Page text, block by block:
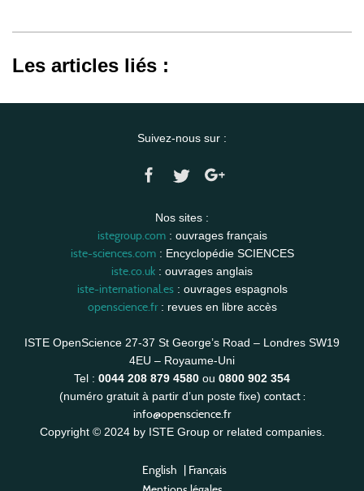
Les articles liés :
Suivez-nous sur :
Nos sites :
istegroup.com: ouvrages français
iste-sciences.com: Encyclopédie SCIENCES
iste.co.uk : ouvrages anglais
iste-international.es: ouvrages espagnols
openscience.fr: revues en libre accès
ISTE OpenScience 27-37 St George’s Road – Londres SW19
4EU – Royaume-Uni
Tel : 0044 208 879 4580 ou 0800 902 354
(numéro gratuit à partir d’un poste fixe) contact :
info@openscience.fr
Copyright © 2024 by ISTE Group or related companies.
English | Français